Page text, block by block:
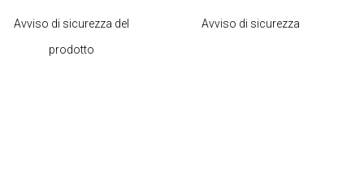
Avviso di sicurezza del
prodotto
Avviso di sicurezza